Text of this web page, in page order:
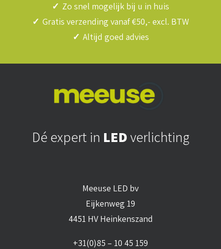
✓ Zo snel mogelijk bij u in huis
✓ Gratis verzending vanaf €50,- excl. BTW
✓ Altijd goed advies
Dé expert in LEDverlichting
Meeuse LED bv
Eijkenweg 19
4451 HV Heinkenszand
+31(0)85 – 10 45 159